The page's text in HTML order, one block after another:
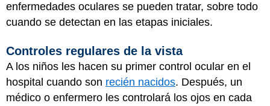
enfermedades oculares se pueden tratar, sobre todo
cuando se detectan en las etapas iniciales.
Controles regulares de la vista
A los niños les hacen su primer control ocular en el
hospital cuando son recién nacidos. Después, un
médico o enfermero les controlará los ojos en cada